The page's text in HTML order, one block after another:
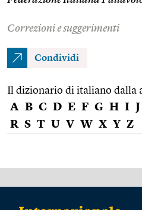
Correzioni e suggerimenti
Condividi
Il dizionario di italiano dalla
A B C D E F G H I J
R S T U V W X Y Z